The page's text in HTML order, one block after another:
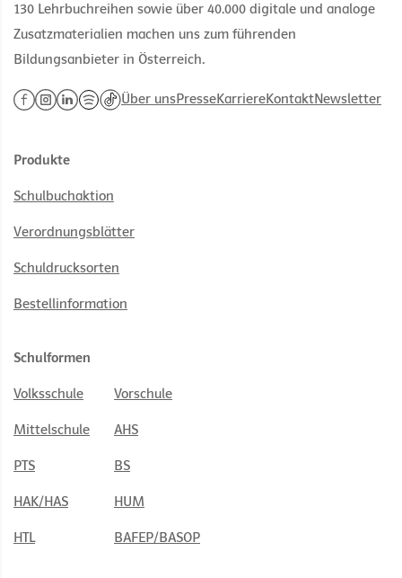
130 Lehrbuchreihen sowie über 40.000 digitale und analoge
Zusatzmaterialien machen uns zum führenden
Bildungsanbieter in Österreich.
Über unsPresseKarriereKontaktNewsletter
Produkte
Schulbuchaktion
Verordnungsblätter
Schuldrucksorten
Bestellinformation
Schulformen
Volksschule Vorschule
Mittelschule AHS
PTS BS
HAK/HAS HUM
HTL BAFEP/BASOP